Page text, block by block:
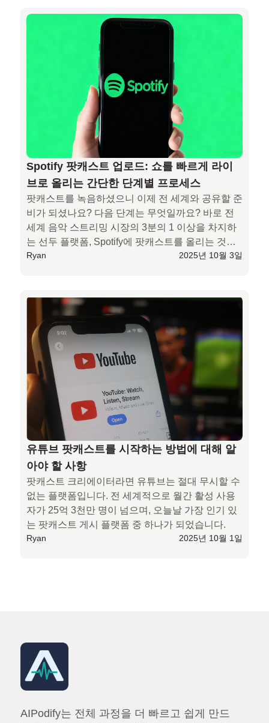
Spotify 팟캐스트 업로드: 쇼를 빠르게 라이
브로 올리는 간단한 단계별 프로세스
팟캐스트를 녹음하셨으니 이제 전 세계와 공유할 준
비가 되셨나요? 다음 단계는 무엇일까요? 바로 전
세계 음악 스트리밍 시장의 3분의 1 이상을 차지하
는 선두 플랫폼, Spotify에 팟캐스트를 올리는 것입
니다. 이는 단순한 숫자가 아니라, 도달할 수 있는 가
프로그램을 찾든, 이 청취자들은 이미 Spotify에 접
속해 있습니다.
Ryan 2025년 10월 3일
유튜브 팟캐스트를 시작하는 방법에 대해 알
아야 할 사항
팟캐스트 크리에이터라면 유튜브는 절대 무시할 수
없는 플랫폼입니다. 전 세계적으로 월간 활성 사용
자가 25억 3천만 명이 넘으며, 오늘날 가장 인기 있
는 팟캐스트 게시 플랫폼 중 하나가 되었습니다.
Ryan 2025년 10월 1일
AIPodify는 전체 과정을 더 빠르고 쉽게 만드